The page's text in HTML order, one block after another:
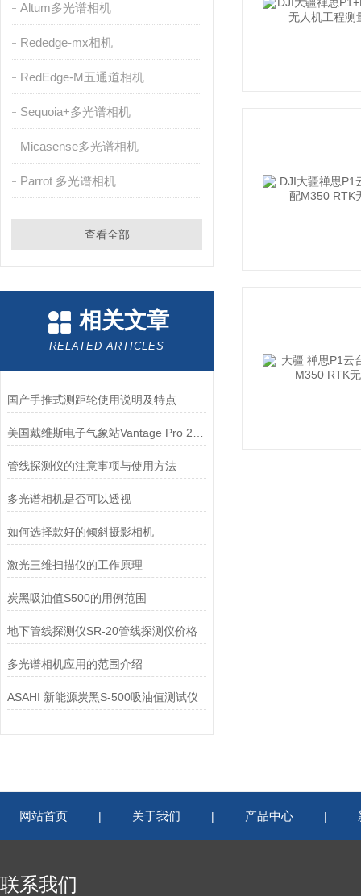
Altum多光谱相机
Rededge-mx相机
RedEdge-M五通道相机
Sequoia+多光谱相机
Micasense多光谱相机
Parrot 多光谱相机
查看全部
相关文章
RELATED ARTICLES
国产手推式测距轮使用说明及特点
管线探测仪的注意事项与使用方法
多光谱相机是否可以透视
如何选择款好的倾斜摄影相机
激光三维扫描仪的工作原理
炭黑吸油值S500的用例范围
地下管线探测仪SR-20管线探测仪价格
多光谱相机应用的范围介绍
ASAHI 新能源炭黑S-500吸油值测试仪
网站首页 | 关于我们 | 产品中心 |
联系我们